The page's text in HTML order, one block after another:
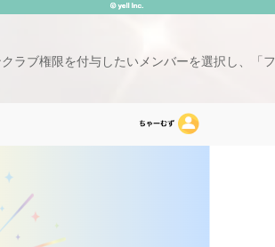
ブ権限を付与したいメンバーを選択し、「